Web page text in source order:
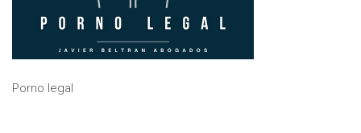
Porno legal